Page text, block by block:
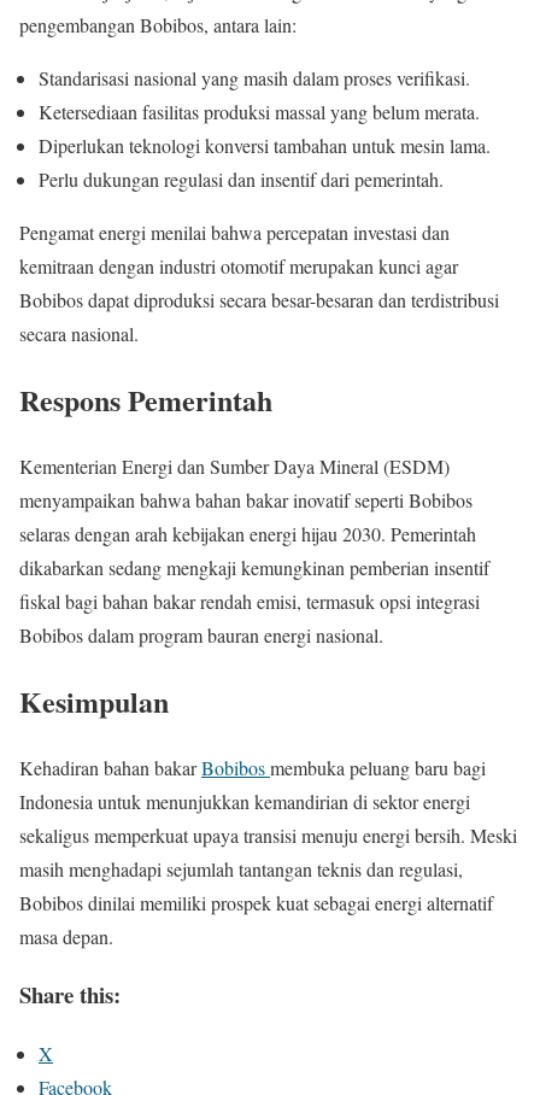
pengembangan Bobibos, antara lain:
Standarisasi nasional yang masih dalam proses verifikasi.
Ketersediaan fasilitas produksi massal yang belum merata.
Diperlukan teknologi konversi tambahan untuk mesin lama.
Perlu dukungan regulasi dan insentif dari pemerintah.
Pengamat energi menilai bahwa percepatan investasi dan
kemitraan dengan industri otomotif merupakan kunci agar
Bobibos dapat diproduksi secara besar-besaran dan terdistribusi
secara nasional.
Respons Pemerintah
Kementerian Energi dan Sumber Daya Mineral (ESDM)
menyampaikan bahwa bahan bakar inovatif seperti Bobibos
selaras dengan arah kebijakan energi hijau 2030. Pemerintah
dikabarkan sedang mengkaji kemungkinan pemberian insentif
fiskal bagi bahan bakar rendah emisi, termasuk opsi integrasi
Bobibos dalam program bauran energi nasional.
Kesimpulan
Kehadiran bahan bakarBobibosmembuka peluang baru bagi
Indonesia untuk menunjukkan kemandirian di sektor energi
sekaligus memperkuat upaya transisi menuju energi bersih. Meski
masih menghadapi sejumlah tantangan teknis dan regulasi,
Bobibos dinilai memiliki prospek kuat sebagai energi alternatif
masa depan.
Share this:
X
Facebook